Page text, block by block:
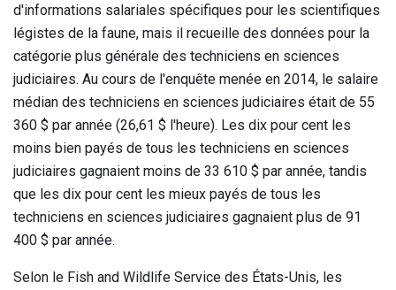
d'informations salariales spécifiques pour les scientifiques
légistes de la faune, mais il recueille des données pour la
catégorie plus générale des techniciens en sciences
judiciaires. Au cours de l'enquête menée en 2014, le salaire
médian des techniciens en sciences judiciaires était de 55
360 $ par année (26,61 $ l'heure). Les dix pour cent les
moins bien payés de tous les techniciens en sciences
judiciaires gagnaient moins de 33 610 $ par année, tandis
que les dix pour cent les mieux payés de tous les
techniciens en sciences judiciaires gagnaient plus de 91
400 $ par année.
Selon le Fish and Wildlife Service des États-Unis, les